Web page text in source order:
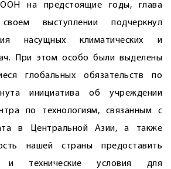
ООН на предстоящие годы, глава
выступлении подчеркнул
насущных климатических и
При этом особо были выделены
глобальных обязательств по
инициатива об учреждении
по технологиям, связанным с
в Центральной Азии, а также
нашей страны предоставить
и технические условия для